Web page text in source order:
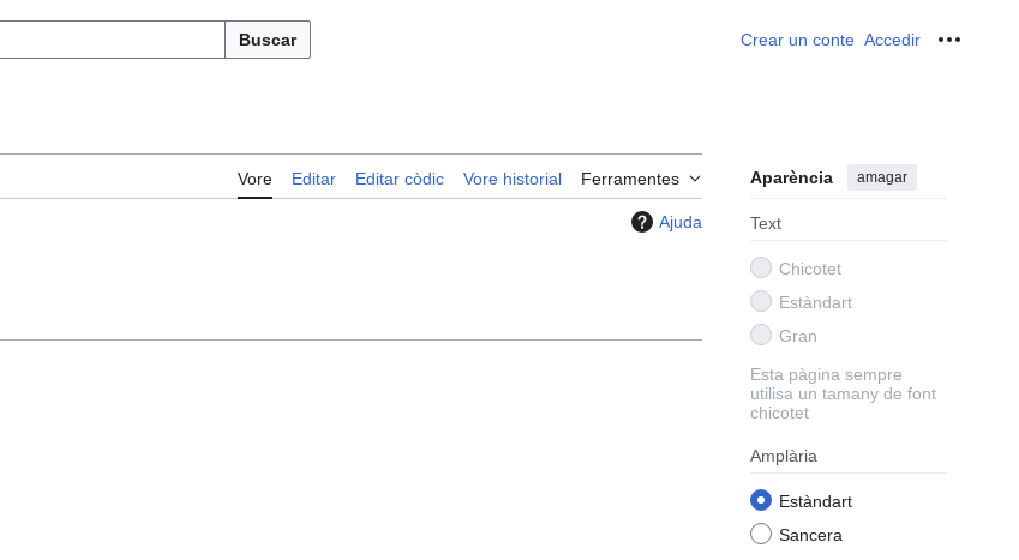
Buscar Crear un conte Accedir
Vore Editar Editar còdic Vore historial Ferramentes Aparència amagar
Text
Chicotet
Estàndart
Gran
Esta pàgina sempre
utilisa un tamany de font
chicotet
Amplària
Estàndart
Sancera
Ajuda